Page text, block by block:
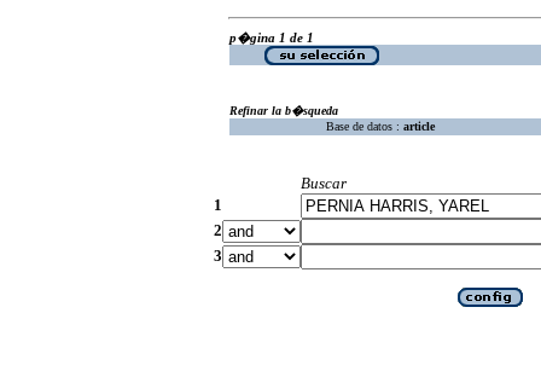
p�gina 1 de 1
Refinar la b�squeda
Base de datos : article
Buscar
1
2
3